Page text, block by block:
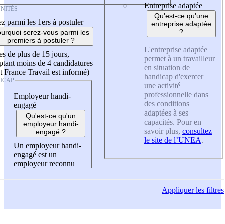
parmi les 1ers à postuler
serez-vous parmi les
premiers à postuler ?
de plus de 15 jours,
moins de 4 candidatures
France Travail est informé)
Employeur handi-
engagé
Qu'est-ce qu'un
employeur handi-
engagé ?
Un employeur handi-
engagé est un
employeur reconnu
Entreprise adaptée
Qu'est-ce qu'une
entreprise adaptée
?
L'entreprise adaptée
permet à un travailleur
en situation de
handicap d'exercer
une activité
professionnelle dans
des conditions
adaptées à ses
capacités. Pour en
savoir plus, consultez
le site de l’UNEA.
Appliquerles filtres